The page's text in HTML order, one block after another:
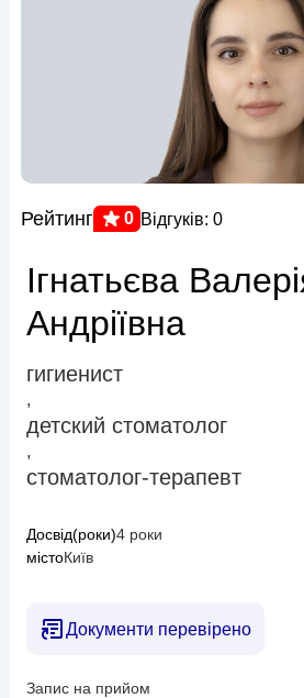
Рейтинг 0 Відгуків: 0
Ігнатьєва
Андріївна
гигиенист
,
детский стоматолог
,
стоматолог-терапевт
Досвід(роки)4 роки
містоКиїв
Документи перевірено
Запис на прийом